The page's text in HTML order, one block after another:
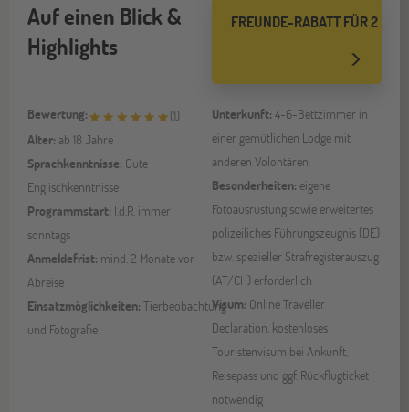
FREUNDE-RABATT FÜR 2
Auf einen Blick &
Highlights
Bewertung: (1)
Alter: ab 18 Jahre
Sprachkenntnisse: Gute
Englischkenntnisse
Programmstart: I.d.R. immer
sonntags
Anmeldefrist: mind. 2 Monate vor
Abreise
Einsatzmöglichkeiten: Tierbeobachtung
und Fotografie
Unterkunft: 4-6-Bettzimmer in
einer gemütlichen Lodge mit
anderen Volontären
Besonderheiten: eigene
Fotoausrüstung sowie erweitertes
polizeiliches Führungszeugnis (DE)
bzw. spezieller Strafregisterauszug
(AT/CH) erforderlich
Visum: Online Traveller
Declaration, kostenloses
Touristenvisum bei Ankunft,
Reisepass und ggf. Rückflugticket
notwendig